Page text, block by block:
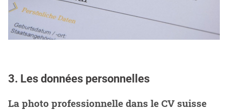
3. Les données personnelles
La photo professionnelle dans le CV suisse